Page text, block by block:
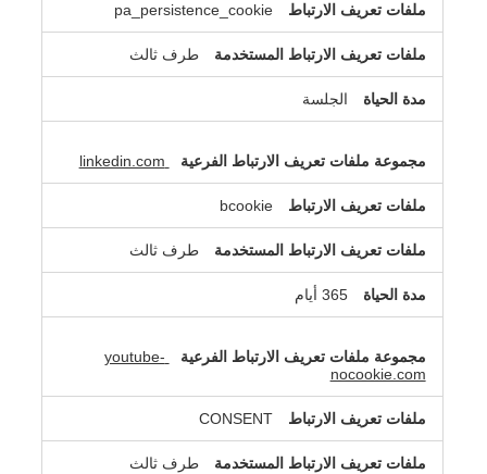
pa_persistence_cookie
طرف ثالث
الجلسة
bcookie
طرف ثالث
365 أيام
youtube-
nocookie.com
CONSENT
طرف ثالث